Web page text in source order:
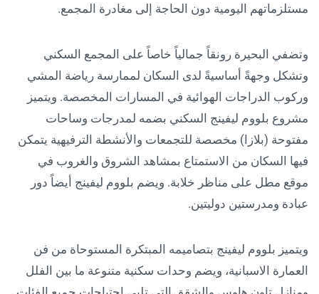
مستلزماتهم اليومية دون الحاجة إلى مغادرة المجمع.
وتضفي البحيرة رونقاً جمالياً خاصاً على المجمع السكني
وتشكل وجهةً أساسيةً لدى السكان لممارسة رياضة المشي
وركوب الدراجات الهوائية في المسارات المخصصة. ويتميز
مشروع بلووم ليفينج السكني بضمه لمدرجات وساحات
مفتوحة (بلازا) مخصصة للتجمعات والأنشطة الترفيهية يتمكن
فيها السكان من الاستمتاع بمشاهد الشروق والغروب في
موقع مطل على مناظر خلابة. ويضم بلووم ليفينج أيضاً دور
عبادة ومدرستين دوليتين.
ويتميز بلووم ليفينج بتصاميمه المبتكرة المستوحاة من فن
العمارة الاسبانية، ويضم وحدات سكنية متنوعة ما بين الفلل